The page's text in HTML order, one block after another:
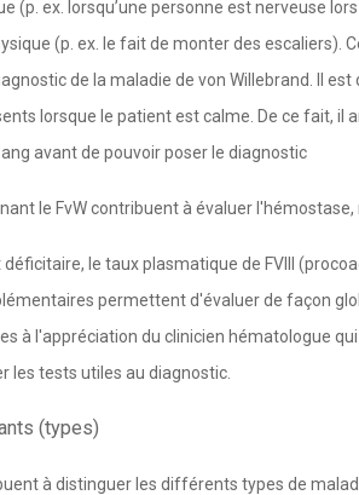
(p. ex. lorsqu’une personne est nerveuse
(p. ex. le fait de monter des escaliers).
de la maladie de von Willebrand. Il
lorsque le patient est calme. De ce fait, il
avant de pouvoir poser le diagnostic
le FvW contribuent à évaluer
le taux plasmatique de FVIII
permettent d'évaluer de façon
à l'appréciation du clinicien hématologue
les tests utiles au diagnostic.
(types)
à distinguer les différents types de